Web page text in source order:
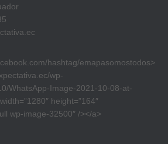
hashtag/emapasomostodos>
wp-
WhatsApp-Image-2021-10-08-at-
height=”164″
wp-image-32500″ /></a>